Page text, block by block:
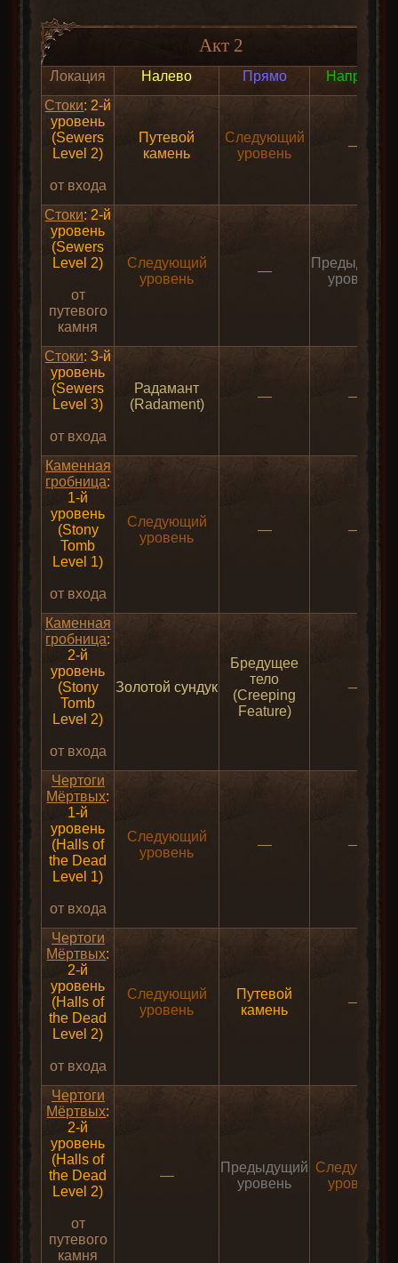
Акт 2
Локация Налево Прямо
Направо
Стоки: 2-й
уровень
(Sewers
Level 2)
от входа
Путевой
камень
Следующий
уровень
—
Стоки: 2-й
уровень
(Sewers
Level 2)
от
путевого
камня
Следующий
уровень
—
уровень
Стоки: 3-й
уровень
(Sewers
Level 3)
от входа
Радамант
(Radament)
— —
Каменная
гробница:
1-й
уровень
(Stony
Tomb
Level 1)
от входа
Следующий
уровень
— —
Каменная
гробница:
2-й
уровень
(Stony
Tomb
Level 2)
от входа
Золотой сундук
Бредущее
тело
(Creeping
Feature)
—
Чертоги
Мёртвых:
1-й
уровень
(Halls of
the Dead
Level 1)
от входа
Следующий
уровень
— —
Чертоги
Мёртвых:
2-й
уровень
(Halls of
the Dead
Level 2)
от входа
Следующий
уровень
Путевой
камень
—
Чертоги
Мёртвых:
2-й
уровень
(Halls of
the Dead
Level 2)
от
путевого
камня
—
Предыдущий
уровень
Следующий
уровень